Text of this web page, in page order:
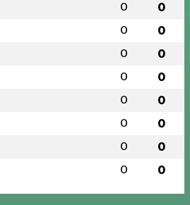
0 0
0 0
0 0
0 0
0 0
0 0
0 0
0 0